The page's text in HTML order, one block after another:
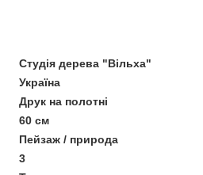
Студія дерева "Вільха"
Україна
Друк на полотні
60 см
Пейзаж / природа
3